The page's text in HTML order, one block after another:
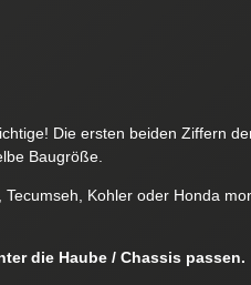
Die ersten beiden Ziffern
Baugröße.
Kohler oder Honda
die Haube / Chassis passen.